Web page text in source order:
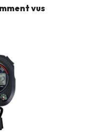
vus